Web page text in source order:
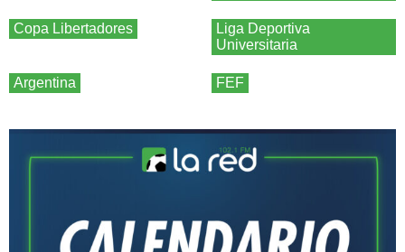
Copa Libertadores
Liga Deportiva
Universitaria
Argentina FEF